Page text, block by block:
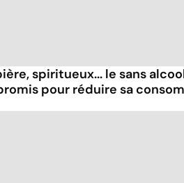
spiritueux... le sans
pour réduire sa